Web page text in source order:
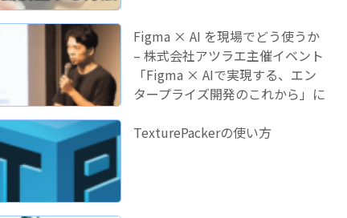
Figma × AI を現場でどう使うか
– 株式会社アツラエ主催イベント
「Figma × AIで実現する、エン
タープライズ開発のこれから」に
TexturePackerの使い方